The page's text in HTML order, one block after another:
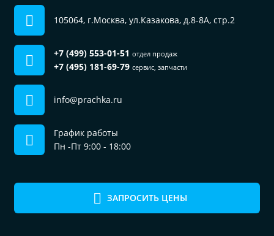
ЗАПРОСИТЬ ЦЕНЫ
105064, г.Москва, ул.Казакова, д.8-8А, стр.2
+7 (499) 553-01-51 отдел продаж
+7 (495) 181-69-79 сервис, запчасти
info@prachka.ru
График работы
Пн -Пт 9:00 - 18:00